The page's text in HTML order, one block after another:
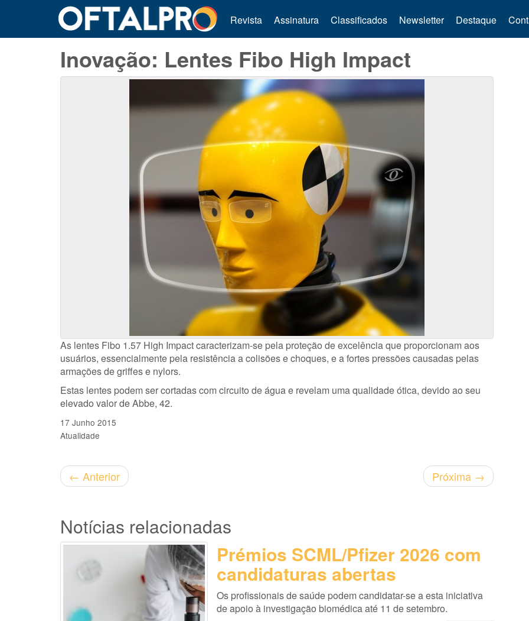
Revista Assinatura Classificados Newsletter Destaque
Inovação: Lentes Fibo High Impact
As lentes Fibo 1.57 High Impact caracterizam-se pela proteção de excelência que proporcionam aos
usuários, essencialmente pela resistência a colisões e choques, e a fortes pressões causadas pelas
armações de griffes e nylors.
Estas lentes podem ser cortadas com circuito de água e revelam uma qualidade ótica, devido ao seu
elevado valor de Abbe, 42.
17 Junho 2015
Atualidade
← Anterior Próxima →
Notícias relacionadas
Prémios SCML/Pfizer 2026 com
candidaturas abertas
Os profissionais de saúde podem candidatar-se a esta iniciativa
de apoio à investigação biomédica até 11 de setembro.